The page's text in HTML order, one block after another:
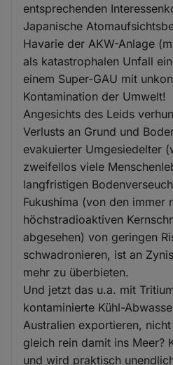
entsprechenden
Japanische
Havarie der AKW-Anlage
als katastrophalen Unfall
einem Super-GAU mit
Kontamination der Umwelt!
Angesichts des Leids
Verlusts an Grund und
evakuierter Umgesiedelter
zweifellos viele
langfristigen
Fukushima (von den immer
höchstradioaktiven
abgesehen) von geringen
schwadronieren, ist an
mehr zu überbieten.
Und jetzt das u.a. mit
kontaminierte Kühl-
Australien exportieren,
gleich rein damit ins Meer?
und wird praktisch